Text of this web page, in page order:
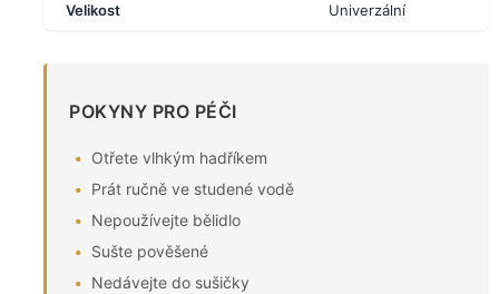
Velikost Univerzální
POKYNY PRO PÉČI
Otřete vlhkým hadříkem
Prát ručně ve studené vodě
Nepoužívejte bělidlo
Sušte pověšené
Nedávejte do sušičky